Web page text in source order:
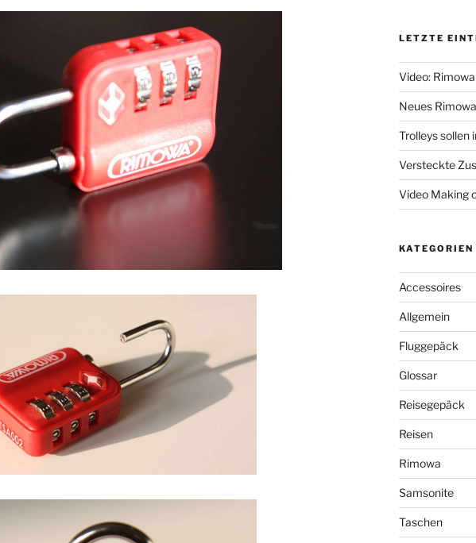
LETZTE
Video:
Neues
Trolleys sollen
Versteckte
Video Making
KATEGORIEN
Accessoires
Allgemein
Fluggepäck
Glossar
Reisegepäck
Reisen
Rimowa
Samsonite
Taschen